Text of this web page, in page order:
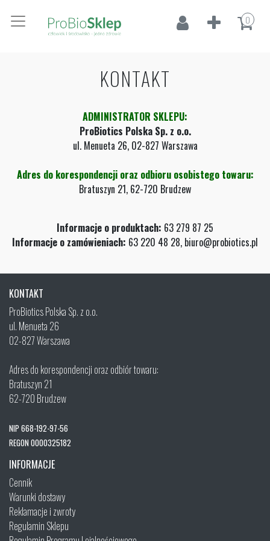
0
KONTAKT
ADMINISTRATOR SKLEPU:
ProBiotics Polska Sp. z o.o.
ul. Menueta 26, 02-827 Warszawa
Adres do korespondencji oraz odbioru osobistego towaru:
Bratuszyn 21, 62-720 Brudzew
Informacje o produktach: 63 279 87 25
Informacje o zamówieniach: 63 220 48 28, biuro@probiotics.pl
KONTAKT
ProBiotics Polska Sp. z o.o.
ul. Menueta 26
02-827 Warszawa
Adres do korespondencji oraz odbiór towaru:
Bratuszyn 21
62-720 Brudzew
NIP 668-192-97-56
REGON 0000325182
INFORMACJE
Cennik
Warunki dostawy
Reklamacje i zwroty
Regulamin Sklepu